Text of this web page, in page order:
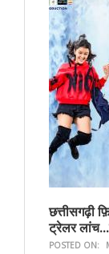
छत्तीसगढ़ी
ट्रेलर
POSTED ON: